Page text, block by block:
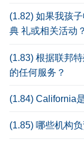
(1.82) 如果我孩
典 礼或相关活动？
(1.83) 根据联邦
的任何服务？
(1.84) California
(1.85) 哪些机构